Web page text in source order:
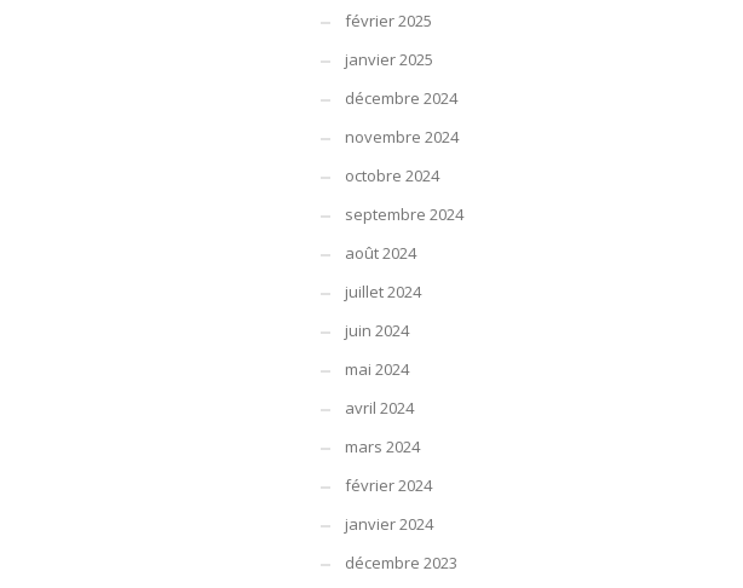
février 2025
janvier 2025
décembre 2024
novembre 2024
octobre 2024
septembre 2024
août 2024
juillet 2024
juin 2024
mai 2024
avril 2024
mars 2024
février 2024
janvier 2024
décembre 2023